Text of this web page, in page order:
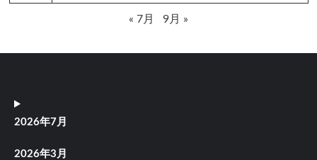
« 7月 9月 »
2026年7月
2026年3月